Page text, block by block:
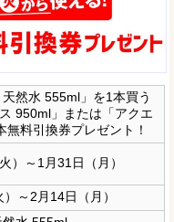
天然水 555ml」を1本買う
950ml」または「アクエ
無料引換券プレゼント！
）～1月31日（月）
～2月14日（月）